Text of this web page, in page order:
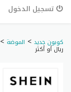
تسجيل الدخول
كوبون جديد > الموضة >
ريال أو أكثر